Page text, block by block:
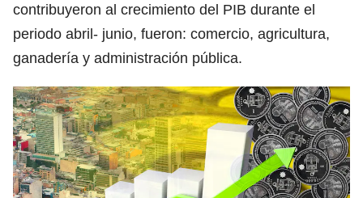
contribuyeron al crecimiento del PIB durante el
periodo abril- junio, fueron: comercio, agricultura,
ganadería y administración pública.